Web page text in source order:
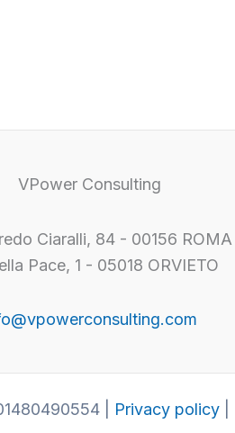
VPower Consulting
Ciaralli, 84 - 00156 ROMA |
Pace, 1 - 05018 ORVIETO
| Privacy policy|